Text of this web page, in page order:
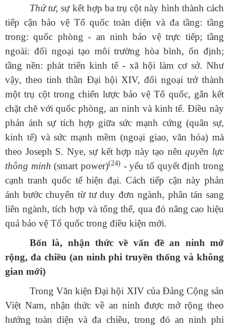
Thứ tư, sự kết hợp ba trụ cột này hình thành cách
tiếp cận bảo vệ Tổ quốc toàn diện và đa tầng: tầng
trong: quốc phòng - an ninh bảo vệ trực tiếp; tầng
ngoài: đối ngoại tạo môi trường hòa bình, ổn định;
tầng nền: phát triển kinh tế - xã hội làm cơ sở. Như
vậy, theo tinh thần Đại hội XIV, đối ngoại trở thành
một trụ cột trong chiến lược bảo vệ Tổ quốc, gắn kết
chặt chẽ với quốc phòng, an ninh và kinh tế. Điều này
phản ánh sự tích hợp giữa sức mạnh cứng (quân sự,
kinh tế) và sức mạnh mềm (ngoại giao, văn hóa) mà
theo Joseph S. Nye, sự kết hợp này tạo nênquyền lực
thông minh(smart power)(24) - yếu tố quyết định trong
cạnh tranh quốc tế hiện đại. Cách tiếp cận này phản
ánh bước chuyển từ tư duy đơn ngành, phân tán sang
liên ngành, tích hợp và tổng thể, qua đó nâng cao hiệu
quả bảo vệ Tổ quốc trong điều kiện mới.
Bốn là, nhận thức về vấn đề an ninh mở
rộng, đa chiều (an ninh phi truyền thống và không
gian mới)
Trong Văn kiện Đại hội XIV của Đảng Cộng sản
Việt Nam, nhận thức về an ninh được mở rộng theo
hướng toàn diện và đa chiều, trong đó an ninh phi